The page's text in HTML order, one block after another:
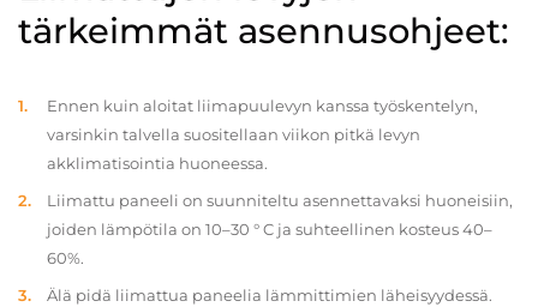
tärkeimmät asennusohjeet:
Ennen kuin aloitat liimapuulevyn kanssa työskentelyn,
varsinkin talvella suositellaan viikon pitkä levyn
akklimatisointia huoneessa.
Liimattu paneeli on suunniteltu asennettavaksi huoneisiin,
joiden lämpötila on 10–30 ° C ja suhteellinen kosteus 40–
60%.
Älä pidä liimattua paneelia lämmittimien läheisyydessä.